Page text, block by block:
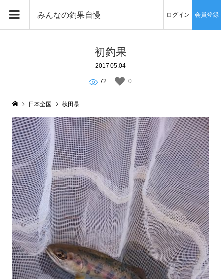
みんなの釣果自慢 ログイン 会員登録
初釣果
2017.05.04
72 0
日本全国 秋田県